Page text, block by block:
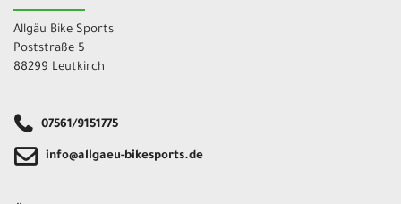
Allgäu Bike Sports
Poststraße 5
88299 Leutkirch
07561/9151775
info@allgaeu-bikesports.de